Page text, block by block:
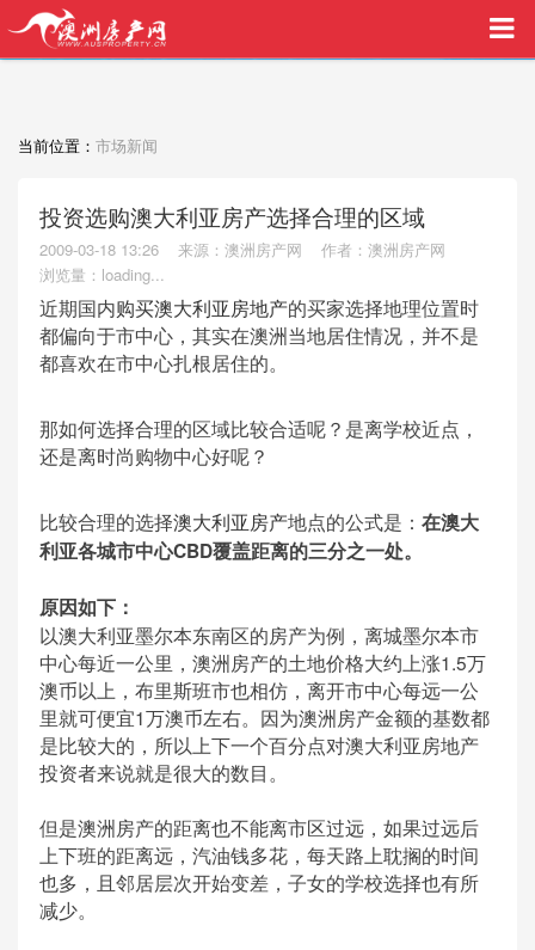
买家中介VIP服务，助您安心购房
当前位置： 市场新闻
投资选购澳大利亚房产选择合理的区域
2009-03-18 13:26 来源：澳洲房产网
作者：澳洲房产网
浏览量： loading...
近期国内购买澳大利亚房地产的买家选择地理位置时
都偏向于市中心，其实在澳洲当地居住情况，并不是
都喜欢在市中心扎根居住的。
那如何选择合理的区域比较合适呢？是离学校近点，
还是离时尚购物中心好呢？
比较合理的选择澳大利亚房产地点的公式是： 在澳大
利亚各城市中心CBD覆盖距离的三分之一处。
原因如下：
以澳大利亚墨尔本东南区的房产为例，离城墨尔本市
中心每近一公里，澳洲房产的土地价格大约上涨1.5万
澳币以上，布里斯班市也相仿，离开市中心每远一公
里就可便宜1万澳币左右。因为澳洲房产金额的基数都
是比较大的，所以上下一个百分点对澳大利亚房地产
投资者来说就是很大的数目。
但是澳洲房产的距离也不能离市区过远，如果过远后
上下班的距离远，汽油钱多花，每天路上耽搁的时间
也多，且邻居层次开始变差，子女的学校选择也有所
减少。